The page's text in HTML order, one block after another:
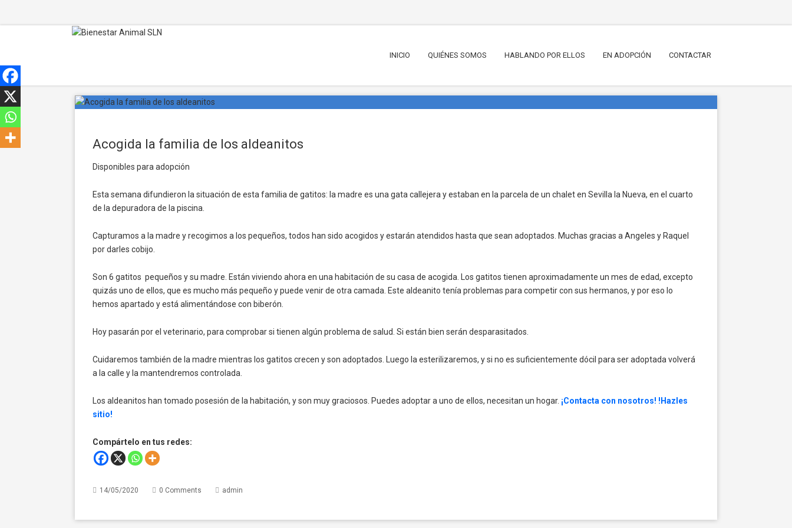
INICIO QUIÉNES SOMOS HABLANDO POR ELLOS EN ADOPCIÓN CONTACTAR
Acogida la familia de los aldeanitos
Disponibles para adopción
Esta semana difundieron la situación de esta familia de gatitos: la madre es una gata callejera y estaban en la parcela de un chalet en Sevilla la Nueva, en el cuarto
de la depuradora de la piscina.
Capturamos a la madre y recogimos a los pequeños, todos han sido acogidos y estarán atendidos hasta que sean adoptados. Muchas gracias a Angeles y Raquel
por darles cobijo.
Son 6 gatitos pequeños y su madre. Están viviendo ahora en una habitación de su casa de acogida. Los gatitos tienen aproximadamente un mes de edad, excepto
quizás uno de ellos, que es mucho más pequeño y puede venir de otra camada. Este aldeanito tenía problemas para competir con sus hermanos, y por eso lo
hemos apartado y está alimentándose con biberón.
Hoy pasarán por el veterinario, para comprobar si tienen algún problema de salud. Si están bien serán desparasitados.
Cuidaremos también de la madre mientras los gatitos crecen y son adoptados. Luego la esterilizaremos, y si no es suficientemente dócil para ser adoptada volverá
a la calle y la mantendremos controlada.
Los aldeanitos han tomado posesión de la habitación, y son muy graciosos. Puedes adoptar a uno de ellos, necesitan un hogar. ¡Contacta con nosotros! !Hazles
sitio!
Compártelo en tus redes:
14/05/2020 0 Comments admin